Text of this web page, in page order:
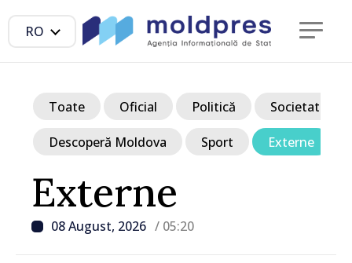
RO
Externe
08 August, 2026 / 05:20
Toate Oficial Politică Societate
Descoperă Moldova Sport Externe